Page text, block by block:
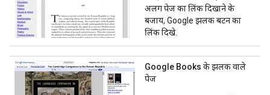
अलग पेज का लिंक दिखाने के
बजाय, Google झलक बटन का
लिंक दिखे.
Google Books के झलक वाले
पेज